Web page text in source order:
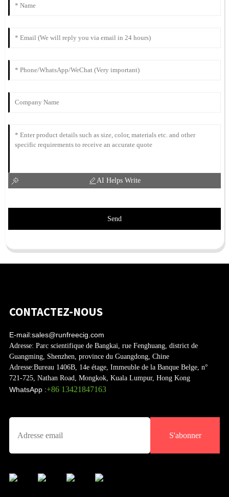
AI Helps Write
Send
CONTACTEZ-NOUS
E-mail:sales@runfreecig.com
Adresse: Parc scientifique de Bangkai, rue Fenghuang, district de
Guangming, Shenzhen, province du Guangdong, Chine
Adresse:Bureau 1406B, 14e étage, Immeuble de la Banque Belge, n°
721-725, Nathan Road, Mongkok, Kuala Lumpur, Hong Kong
WhatsApp :+86 13421847163
S'abonner